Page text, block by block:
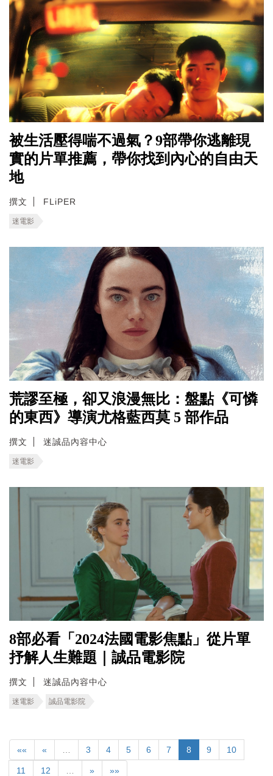
被生活壓得喘不過氣？9部帶你逃離現
實的片單推薦，帶你找到內心的自由天
地
撰文 FLiPER
迷電影
荒謬至極，卻又浪漫無比：盤點《可憐
的東西》導演尤格藍西莫 5 部作品
撰文 迷誠品內容中心
迷電影
8部必看「2024法國電影焦點」從片單
抒解人生難題｜誠品電影院
撰文 迷誠品內容中心
迷電影 誠品電影院
«« « 3 4 5 6 7 8 9 10
11 12 » »»